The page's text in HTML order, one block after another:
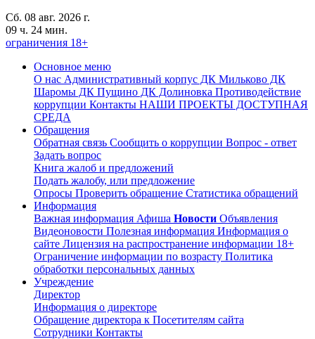
Сб. 08 авг. 2026 г.
09 ч. 24 мин.
ограничения 18+
Основное меню
О нас Административный корпус ДК Мильково ДК
Шаромы ДК Пущино ДК Долиновка Противодействие
коррупции Контакты НАШИ ПРОЕКТЫ ДОСТУПНАЯ
СРЕДА
Обращения
Обратная связь Сообщить о коррупции Вопрос - ответ
Задать вопрос
Книга жалоб и предложений
Подать жалобу, или предложение
Опросы Проверить обращение Статистика обращений
Информация
Важная информация Афиша Новости Объявления
Видеоновости Полезная информация Информация о
сайте Лицензия на распространение информации 18+
Ограничение информации по возрасту Политика
обработки персональных данных
Учреждение
Директор
Информация о директоре
Обращение директора к Посетителям сайта
Сотрудники Контакты